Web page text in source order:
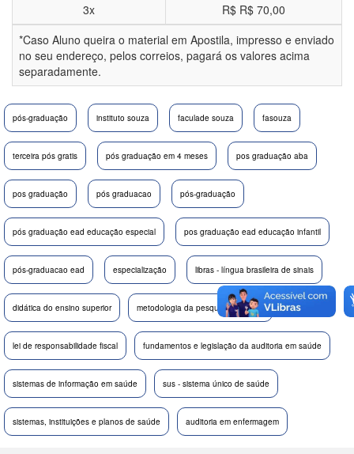
3x R$ R$ 70,00
*Caso Aluno queira o material em Apostila, impresso e enviado
no seu endereço, pelos correios, pagará os valores acima
separadamente.
pós-graduação instituto souza faculade souza fasouza
terceira pós gratis pós graduação em 4 meses pos graduação aba
pos graduação pós graduacao pós-graduação
pós graduação ead educação especial pos graduação ead educação infantil
pós-graduacao ead especialização libras - língua brasileira de sinais
didática do ensino superior metodologia da pesquisa científica
lei de responsabilidade fiscal fundamentos e legislação da auditoria em saúde
sistemas de informação em saúde sus - sistema único de saúde
sistemas, instituições e planos de saúde auditoria em enfermagem